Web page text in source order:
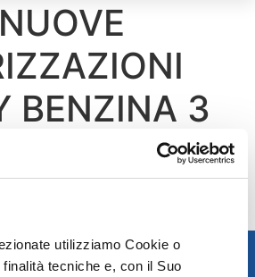
utilizziamo Cookie o
tecniche e, con il Suo
BENZINA 3
DEL